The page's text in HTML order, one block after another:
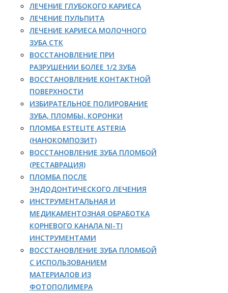
ЛЕЧЕНИЕ ГЛУБОКОГО КАРИЕСА
ЛЕЧЕНИЕ ПУЛЬПИТА
ЛЕЧЕНИЕ КАРИЕСА МОЛОЧНОГО
ЗУБА СТК
ВОССТАНОВЛЕНИЕ ПРИ
РАЗРУШЕНИИ БОЛЕЕ 1/2 ЗУБА
ВОССТАНОВЛЕНИЕ КОНТАКТНОЙ
ПОВЕРХНОСТИ
ИЗБИРАТЕЛЬНОЕ ПОЛИРОВАНИЕ
ЗУБА, ПЛОМБЫ, КОРОНКИ
ПЛОМБА ESTELITE ASTERIA
(НАНОКОМПОЗИТ)
ВОССТАНОВЛЕНИЕ ЗУБА ПЛОМБОЙ
(РЕСТАВРАЦИЯ)
ПЛОМБА ПОСЛЕ
ЭНДОДОНТИЧЕСКОГО ЛЕЧЕНИЯ
ИНСТРУМЕНТАЛЬНАЯ И
МЕДИКАМЕНТОЗНАЯ ОБРАБОТКА
КОРНЕВОГО КАНАЛА NI-TI
ИНСТРУМЕНТАМИ
ВОССТАНОВЛЕНИЕ ЗУБА ПЛОМБОЙ
С ИСПОЛЬЗОВАНИЕМ
МАТЕРИАЛОВ ИЗ
ФОТОПОЛИМЕРА